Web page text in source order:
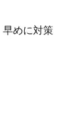
めに対策